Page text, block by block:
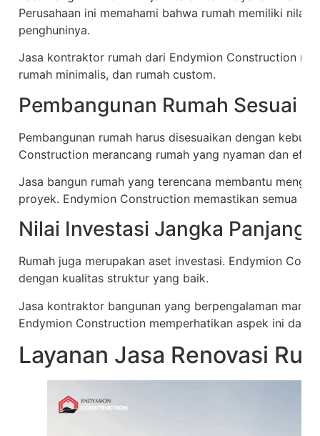
Perusahaan ini memahami bahwa rumah memiliki nilai
penghuninya.
Jasa kontraktor rumah dari Endymion Construction
rumah minimalis, dan rumah custom.
Pembangunan Rumah Sesuai
Pembangunan rumah harus disesuaikan dengan
Construction merancang rumah yang nyaman dan
Jasa bangun rumah yang terencana membantu
proyek. Endymion Construction memastikan semua
Nilai Investasi Jangka Panjang
Rumah juga merupakan aset investasi. Endymion
dengan kualitas struktur yang baik.
Jasa kontraktor bangunan yang berpengalaman
Endymion Construction memperhatikan aspek ini
Layanan Jasa Renovasi